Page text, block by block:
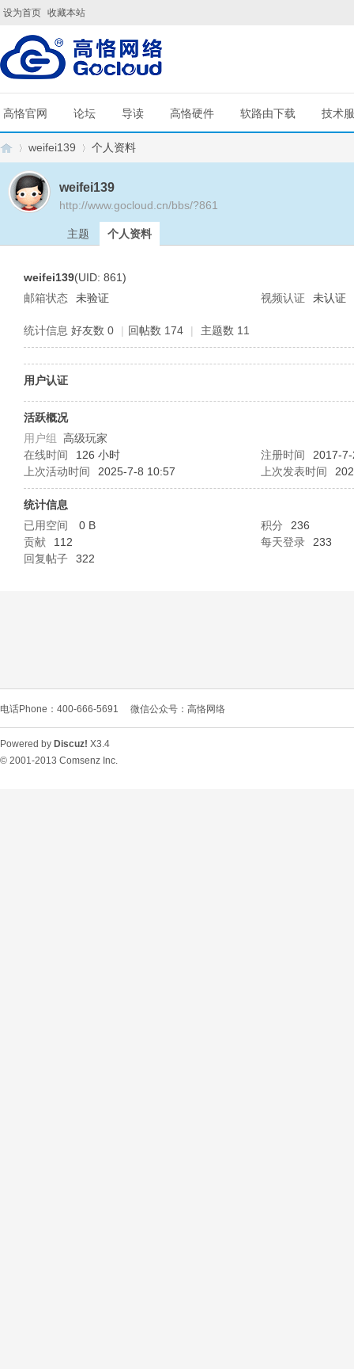
设为首页 收藏本站
高恪官网 论坛 导读 高恪硬件 软路由下载 技术
L
weifei139 个人资料
weifei139
http://www.gocloud.cn/bbs/?861
主题 个人资料
weifei139(UID: 861)
邮箱状态
未验证 视频认证 未认证
统计信息 好友数 0 | 回帖数 174 | 主题数 11
用户认证
活跃概况
用户组 高级玩家
在线时间
126 小时 注册时间
2017-
上次活动时间
2025-7-8 10:57 上次发表时间
统计信息
已用空间
0 B 积分
236
贡献
112 每天登录
233
回复帖子
322
电话Phone：400-666-5691 微信公众号：高恪网络
Powered by Discuz! X3.4
© 2001-2013 Comsenz Inc.